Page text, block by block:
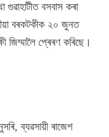
বসবাস কৰা
বৰকটকীক ২০ জুনত
প্ৰেৰণ কৰিছে।
ব্যৱসায়ী ৰাজেশ